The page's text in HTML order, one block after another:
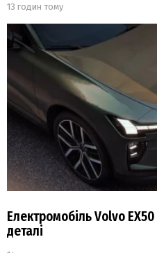
13 годин тому
Електромобіль Volvo
деталі